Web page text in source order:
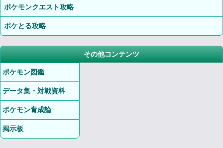
ポケモンクエスト攻略
ポケとる攻略
その他コンテンツ
ポケモン図鑑
データ集・対戦資料
ポケモン育成論
掲示板